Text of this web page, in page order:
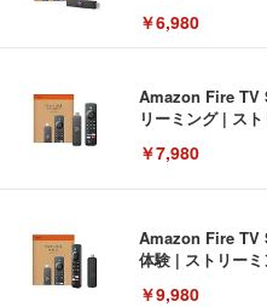
￥6,980
Amazon Fire TV
リーミング | ス
￥7,980
Amazon Fire TV
体験 | ストリー
￥9,980